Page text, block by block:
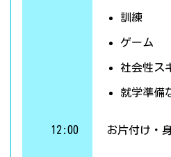
訓練
ゲーム
社会性ス
就学準備
12:00 お片付け・